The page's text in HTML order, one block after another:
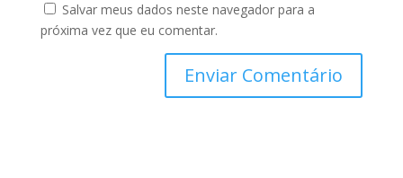
Salvar meus dados neste navegador para a
próxima vez que eu comentar.